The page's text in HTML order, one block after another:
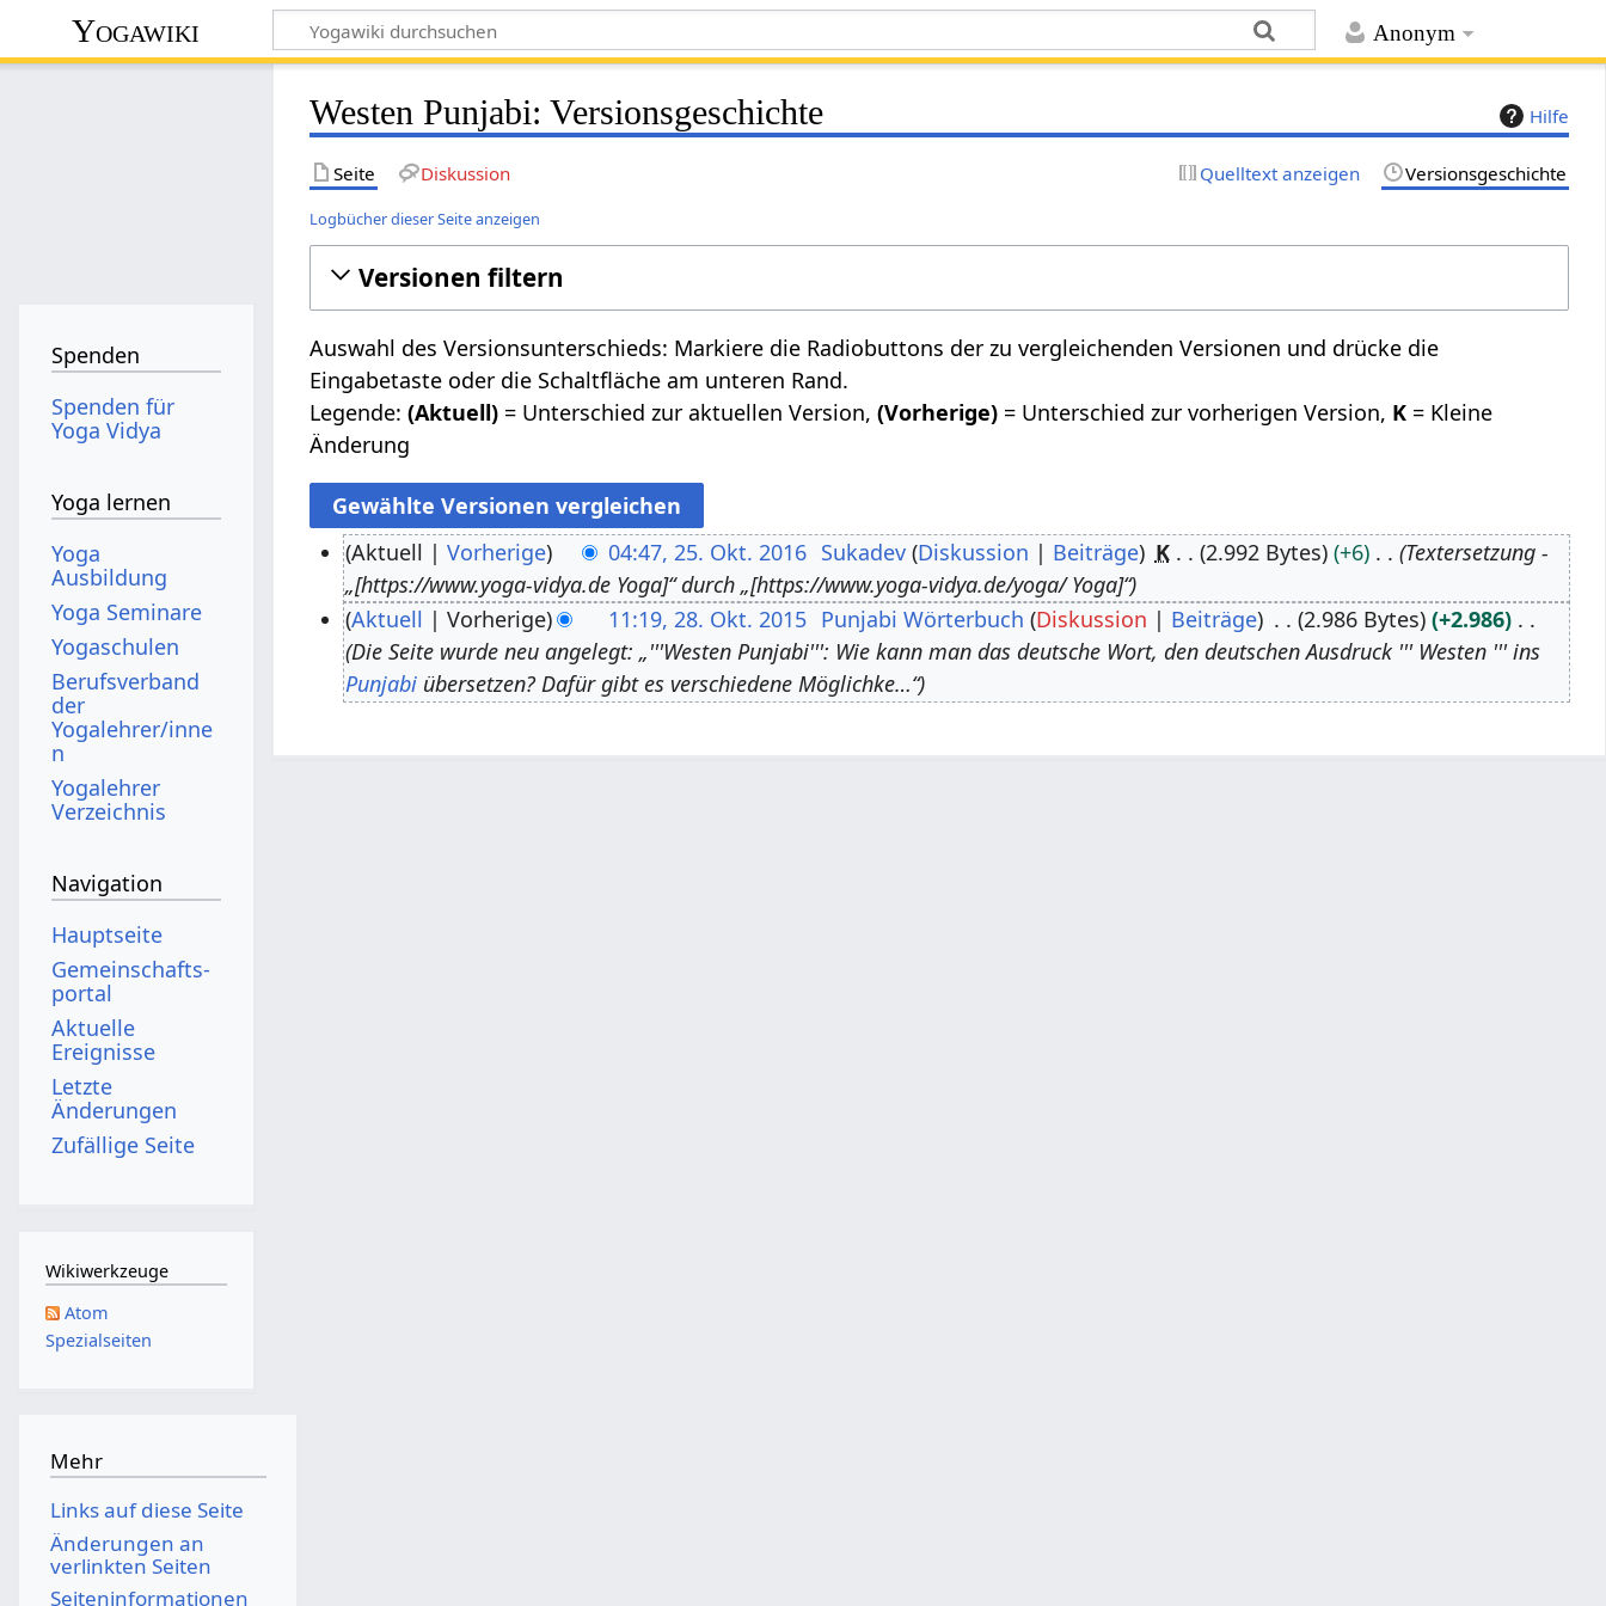
Anonym
Yogawiki
Hilfe
Westen Punjabi: Versionsgeschichte
Seite Diskussion Quelltext anzeigen Versionsgeschichte
Logbücher dieser Seite anzeigen
Versionen filtern
Auswahl des Versionsunterschieds: Markiere die Radiobuttons der zu vergleichenden Versionen und drücke die
Eingabetaste oder die Schaltfläche am unteren Rand.
Legende:(Aktuell) = Unterschied zur aktuellen Version,(Vorherige) = Unterschied zur vorherigen Version, K = Kleine
Änderung
5
t
Aktuell Vorherige 04:47, 25. Okt. 2016 Sukadev Diskussion Beiträge K 2.992 Bytes +6
Textersetzung -
„[https://www.yoga-vidya.de Yoga]“ durch „[https://www.yoga-vidya.de/yoga/ Yoga]“
O
Aktuell Vorherige 11:19, 28. Okt. 2015 Punjabi Wörterbuch Diskussion Beiträge 2.986 Bytes
+2.986
Die Seite wurde neu angelegt: „'''Westen Punjabi''': Wie kann man das deutsche Wort, den deutschen Ausdruck ''' Westen ''' ins
Punjabi übersetzen? Dafür gibt es verschiedene Möglichke…“
Spenden
Spenden für
Yoga Vidya
Yoga lernen
Yoga
Ausbildung
Yoga Seminare
Yogaschulen
Berufsverband
der
Yogalehrer/inne
n
Yogalehrer
Verzeichnis
Navigation
Hauptseite
Gemeinschafts­
portal
Aktuelle
Ereignisse
Letzte
Änderungen
Zufällige Seite
Wikiwerkzeuge
Atom
Spezialseiten
Mehr
Links auf diese Seite
Änderungen an
verlinkten Seiten
Seiten­­informationen